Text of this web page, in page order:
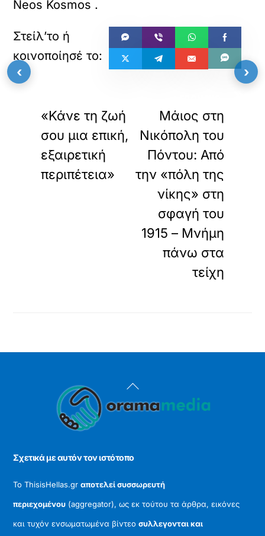
Neos Kosmos .
«Κάνε τη ζωή
σου μια επική,
εξαιρετική
περιπέτεια»
Μάιος στη
Νικόπολη του
Πόντου: Από
την «πόλη της
νίκης» στη
σφαγή του
1915 – Μνήμη
πάνω στα
τείχη
Back
To
Σχετικά με αυτόν τον ιστότοπο
Το ThisisHellas.grαποτελεί συσσωρευτή
περιεχομένου (aggregator), ως εκ τούτου τα άρθρα, εικόνες
και τυχόν ενσωματωμένα βίντεοσυλλεγονται και
‹ ›